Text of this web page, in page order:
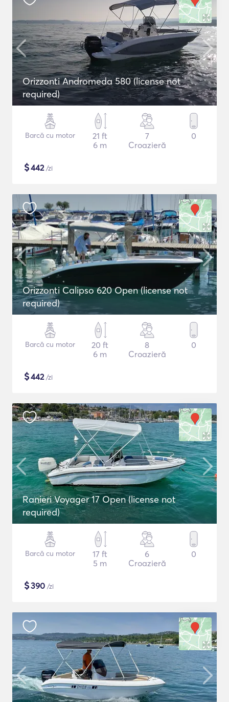
Orizzonti Andromeda 580 (license not
required)
Barcă cu motor
21 ft
6 m
7
Croazieră
0
$442/zi
Orizzonti Calipso 620 Open (license not
required)
Barcă cu motor
20 ft
6 m
8
Croazieră
0
$442/zi
Ranieri Voyager 17 Open (license not
required)
Barcă cu motor
17 ft
5 m
6
Croazieră
0
$390 /zi